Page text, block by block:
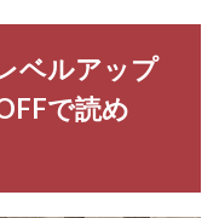
ベルアップ
で読め